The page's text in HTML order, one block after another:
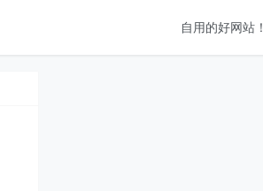
自用的好网站！